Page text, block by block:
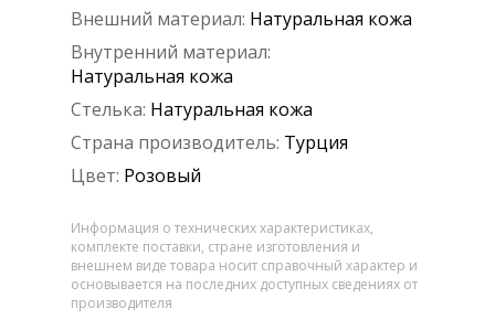
Внешний материал: Натуральная кожа
Внутренний материал:
Натуральная кожа
Стелька: Натуральная кожа
Страна производитель: Турция
Цвет: Розовый
Информация о технических характеристиках,
комплекте поставки, стране изготовления и
внешнем виде товара носит справочный характер и
основывается на последних доступных сведениях от
производителя